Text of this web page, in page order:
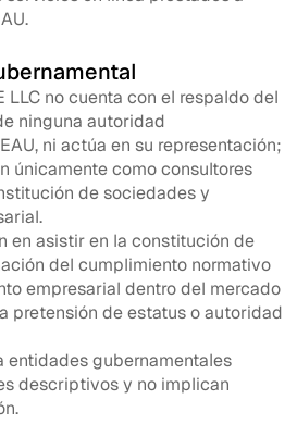
LLC no cuenta con el respaldo del
ninguna autoridad
ni actúa en su representación;
únicamente como consultores
de sociedades y
en asistir en la constitución de
del cumplimiento normativo
empresarial dentro del mercado
pretensión de estatus o autoridad
entidades gubernamentales
descriptivos y no implican